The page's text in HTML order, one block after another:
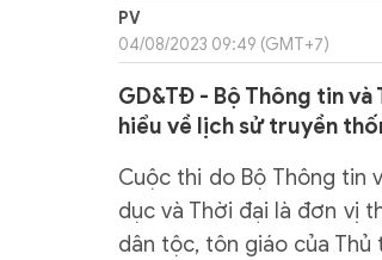
PV
04/08/2023 09:49 (GMT+7)
GD&TĐ - Bộ Thông tin
hiểu về lịch sử truyền
Cuộc thi do Bộ Thông tin
dục và Thời đại là đơn vị
dân tộc, tôn giáo của